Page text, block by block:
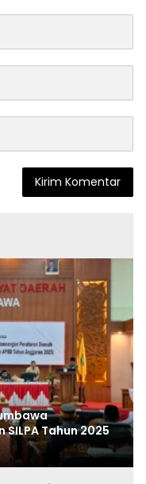
Tahun 2025